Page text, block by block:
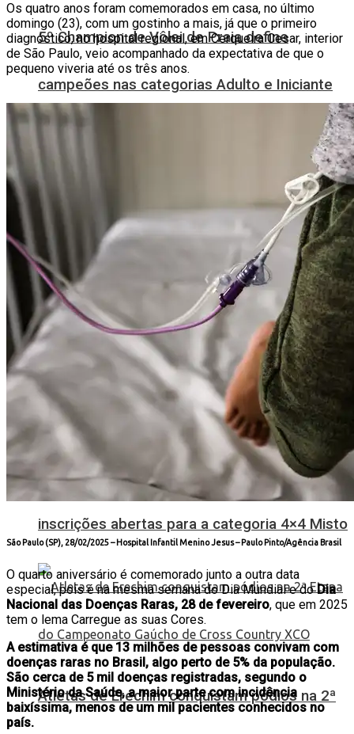
5º Champion de Vôlei de Praia define
campeões nas categorias Adulto e Iniciante
5º Champion de Vôlei de Praia reúne 57
duplas neste domingo em Erechim
5º Champion de Vôlei de Praia está com
inscrições abertas para a categoria 4×4 Misto
Atletas de Erechim conquistam pódios na 2ª
Os quatro anos foram comemorados em casa, no último
domingo (23), com um gostinho a mais, já que o primeiro
diagnóstico, no hospital regional, em Cerqueira Cesar, interior
de São Paulo, veio acompanhado da expectativa de que o
pequeno viveria até os três anos.
São Paulo (SP), 28/02/2025 – Hospital Infantil Menino Jesus –Paulo Pinto/Agência Brasil
O quarto aniversário é comemorado junto a outra data
especial, pois é na mesma semana do Dia Mundial e doDia
Nacional das Doenças Raras, 28 de fevereiro, que em 2025
tem o lema Carregue as suas Cores.
A estimativa é que 13 milhões de pessoas convivam com
doenças raras no Brasil, algo perto de 5% da população.
São cerca de 5 mil doenças registradas, segundo o
Ministério da Saúde, a maior parte com incidência
baixíssima, menos de um mil pacientes conhecidos no
país.